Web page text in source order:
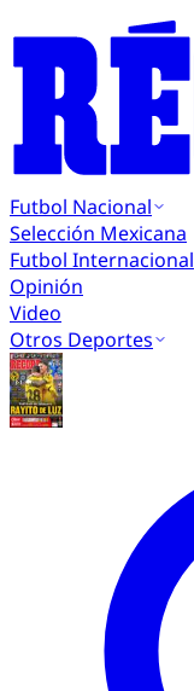
Futbol Nacional
Selección Mexicana
Futbol Internacional
Opinión
Video
Otros Deportes